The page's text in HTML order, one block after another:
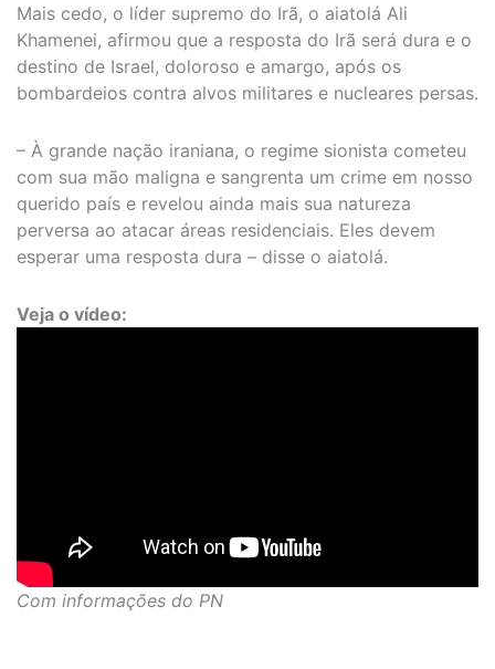
Mais cedo, o líder supremo do Irã, o aiatolá Ali
Khamenei, afirmou que a resposta do Irã será dura e o
destino de Israel, doloroso e amargo, após os
bombardeios contra alvos militares e nucleares persas.
– À grande nação iraniana, o regime sionista cometeu
com sua mão maligna e sangrenta um crime em nosso
querido país e revelou ainda mais sua natureza
perversa ao atacar áreas residenciais. Eles devem
esperar uma resposta dura – disse o aiatolá.
Veja o vídeo:
Com informações do PN